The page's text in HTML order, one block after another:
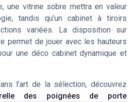
une vitrine sobre mettra en valeur
tandis qu’un cabinet à tiroirs
variées. La disposition sur
permet de jouer avec les hauteurs
une déco cabinet dynamique et
l’art de la sélection, découvrez
des poignées de porte